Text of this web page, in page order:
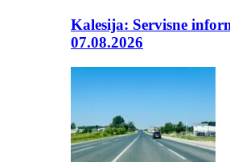
Kalesija: Servisne
07.08.2026